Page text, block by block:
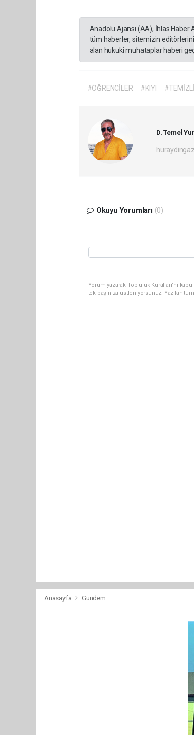
Anadolu Ajansı (AA), İhlas Haber
tüm haberler, sitemizin
alan hukuki muhataplar haberi
#ÖĞRENCİLER #KIYI
D. Temel
Okuyu Yorumları (0)
Yorum yazarak Topluluk Kuralları’nı
tek başınıza üstleniyorsunuz. Yazılan
Anasayfa Gündem